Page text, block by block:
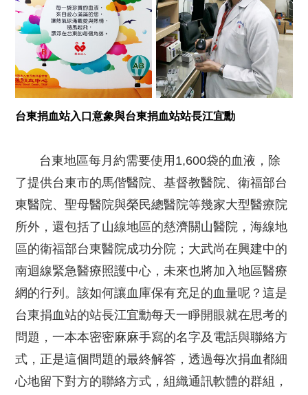
台東捐血站入口意象與台東捐血站站長江宜勳
台東地區每月約需要使用1,600袋的血液，除
了提供台東市的馬偕醫院、基督教醫院、衛福部台
東醫院、聖母醫院與榮民總醫院等幾家大型醫療院
所外，還包括了山線地區的慈濟關山醫院，海線地
區的衛福部台東醫院成功分院；大武尚在興建中的
南迴線緊急醫療照護中心，未來也將加入地區醫療
網的行列。該如何讓血庫保有充足的血量呢？這是
台東捐血站的站長江宜勳每天一睜開眼就在思考的
問題，一本本密密麻麻手寫的名字及電話與聯絡方
式，正是這個問題的最終解答，透過每次捐血都細
心地留下對方的聯絡方式，組織通訊軟體的群組，